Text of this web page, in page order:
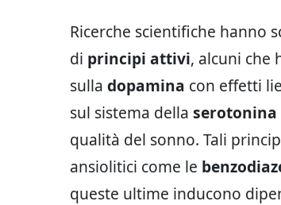
Ricerche scientifiche hanno
di principi attivi, alcuni che
sulla dopamina con effetti
sul sistema della serotonina
qualità del sonno. Tali
ansiolitici come le
queste ultime inducono